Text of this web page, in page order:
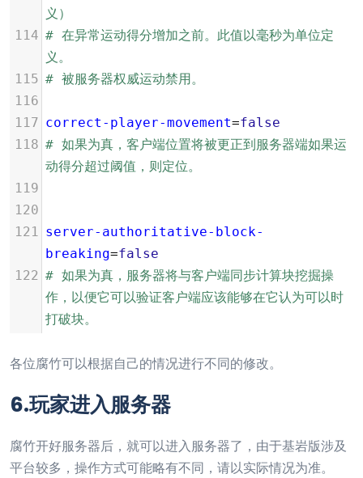
义）
114 # 在异常运动得分增加之前。此值以毫秒为单位定
义。
115 # 被服务器权威运动禁用。
116
117 correct-player-movement=false
118 # 如果为真，客户端位置将被更正到服务器端如果运
动得分超过阈值，则定位。
119
120
121
server-authoritative-block-
breaking=false
122 # 如果为真，服务器将与客户端同步计算块挖掘操
作，以便它可以验证客户端应该能够在它认为可以时
打破块。
各位腐竹可以根据自己的情况进行不同的修改。
6.玩家进入服务器
腐竹开好服务器后，就可以进入服务器了，由于基岩版涉及
平台较多，操作方式可能略有不同，请以实际情况为准。